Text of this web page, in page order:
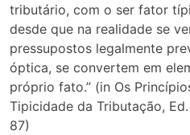
tributário, com o ser fator
desde que na realidade se
pressupostos legalmente
óptica, se convertem em
próprio fato.” (in Os
Tipicidade da Tributação,
87)